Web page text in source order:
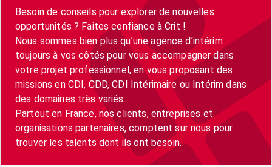
Besoin de conseils pour explorer de nouvelles
opportunités ? Faites confiance à Crit !
Nous sommes bien plus qu’une agence d’intérim :
toujours à vos côtés pour vous accompagner dans
votre projet professionnel, en vous proposant des
missions en CDI, CDD, CDI Intérimaire ou Intérim dans
des domaines très variés.
Partout en France, nos clients, entreprises et
organisations partenaires, comptent sur nous pour
trouver les talents dont ils ont besoin.